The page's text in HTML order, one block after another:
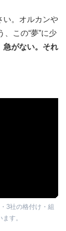
い。オルカンや
この“夢”に少
急がない。それ
3社の格付け・組
す。